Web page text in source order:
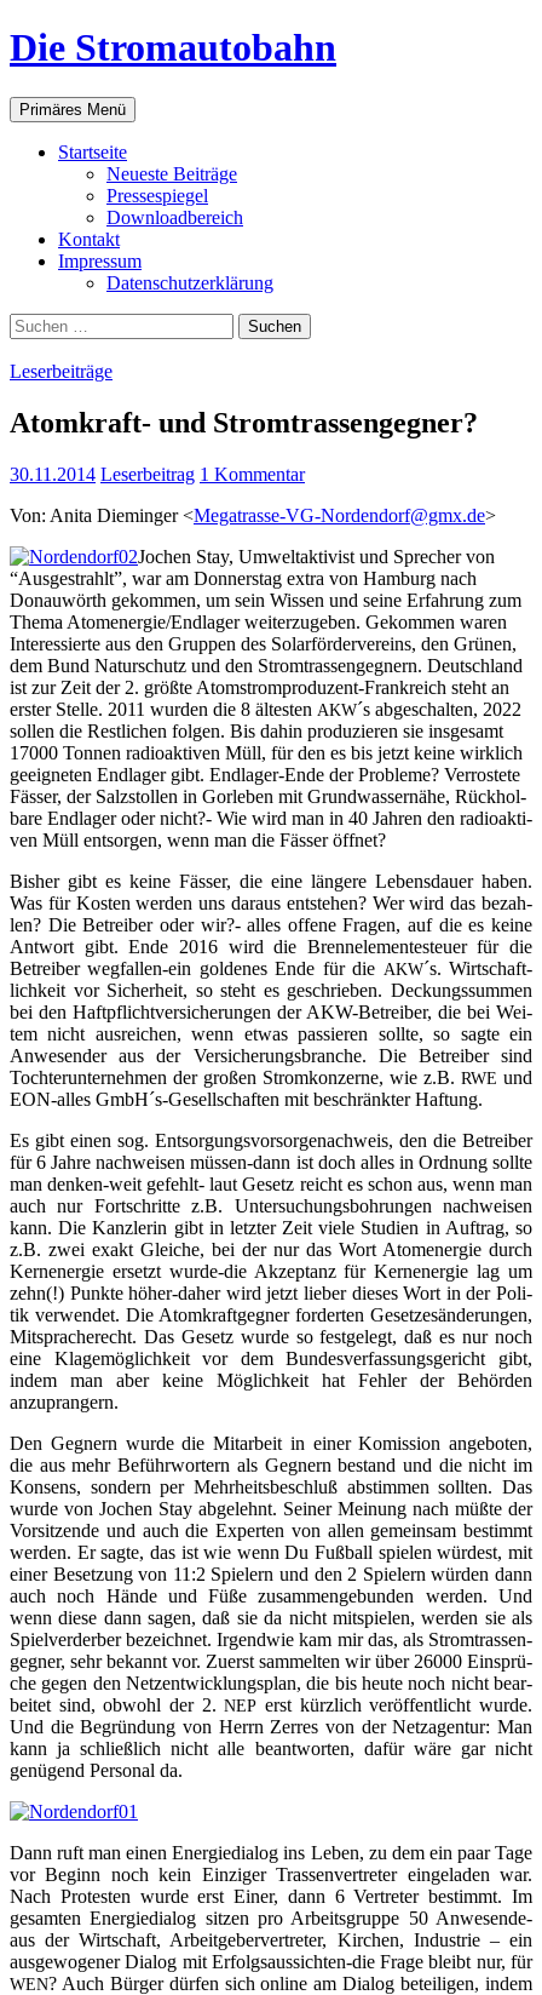
Zum
Inhalt
Die Stromautobahn
Suchen
Primäres Menü
Start­sei­te
Neu­es­te Beiträge
Pres­se­spie­gel
Down­load­be­reich
Kon­takt
Impres­sum
Daten­schutz­er­klä­rung
Suchen
nach:
Leserbeiträge
Atom­kraft- und Stromtrassengegner?
30.11.2014 Leserbeitrag 1 Kommentar
Von: Ani­ta Die­min­ger <Megatrasse-VG-Nordendorf@gmx.de>
Jochen Stay, Umwelt­ak­ti­vist und Spre­cher von
“Aus­ge­strahlt”, war am Don­ners­tag extra von Ham­burg nach
Donau­wörth gekom­men, um sein Wis­sen und sei­ne Erfah­rung zum
The­ma Atomenergie/Endlager wei­ter­zu­ge­ben. Gekom­men waren
Inter­es­sier­te aus den Grup­pen des Solar­för­der­ver­eins, den Grü­nen,
dem Bund Natur­schutz und den Strom­tras­sen­geg­nern. Deutsch­land
ist zur Zeit der 2. größ­te Atom­strom­pro­du­zent-Frank­reich steht an
ers­ter Stel­le. 2011 wur­den die 8 ältes­ten AKW´s abge­schal­ten, 2022
sol­len die Rest­li­chen fol­gen. Bis dahin pro­du­zie­ren sie ins­ge­samt
17000 Ton­nen radio­ak­ti­ven Müll, für den es bis jetzt kei­ne wirk­lich
geeig­ne­ten End­la­ger gibt. End­la­ger-Ende der Pro­ble­me? Ver­ros­te­te
Fäs­ser, der Salz­stol­len in Gor­le­ben mit Grund­was­ser­nä­he, Rück­hol­
ba­re End­la­ger oder nicht?- Wie wird man in 40 Jah­ren den radio­ak­ti­
ven Müll ent­sor­gen, wenn man die Fäs­ser öffnet?
Bis­her gibt es kei­ne Fäs­ser, die eine län­ge­re Lebens­dau­er haben.
Was für Kos­ten wer­den uns dar­aus ent­ste­hen? Wer wird das bezah­
len? Die Betrei­ber oder wir?- alles offe­ne Fra­gen, auf die es kei­ne
Ant­wort gibt. Ende 2016 wird die Brenn­ele­men­te­steu­er für die
Betrei­ber weg­fal­len-ein gol­de­nes Ende für die AKW´s. Wirt­schaft­
lich­keit vor Sicher­heit, so steht es geschrie­ben. Deckungs­sum­men
bei den Haft­pflicht­ver­si­che­run­gen der AKW-Betrei­ber, die bei Wei­
tem nicht aus­rei­chen, wenn etwas pas­sie­ren soll­te, so sag­te ein
Anwe­sen­der aus der Ver­si­che­rungs­bran­che. Die Betrei­ber sind
Toch­ter­un­ter­neh­men der gro­ßen Strom­kon­zer­ne, wie z.B. RWE und
EON-alles GmbH´s‑Gesellschaften mit beschränk­ter Haftung.
Es gibt einen sog. Ent­sor­gungs­vor­sor­ge­nach­weis, den die Betrei­ber
für 6 Jah­re nach­wei­sen müs­sen-dann ist doch alles in Ord­nung soll­te
man den­ken-weit gefehlt- laut Gesetz reicht es schon aus, wenn man
auch nur Fort­schrit­te z.B. Unter­su­chungs­boh­run­gen nach­wei­sen
kann. Die Kanz­le­rin gibt in letz­ter Zeit vie­le Stu­di­en in Auf­trag, so
z.B. zwei exakt Glei­che, bei der nur das Wort Atom­ener­gie durch
Kern­ener­gie ersetzt wur­de-die Akzep­tanz für Kern­ener­gie lag um
zehn(!) Punk­te höher-daher wird jetzt lie­ber die­ses Wort in der Poli­
tik ver­wen­det. Die Atom­kraft­geg­ner for­der­ten Geset­zes­än­de­run­gen,
Mit­spra­che­recht. Das Gesetz wur­de so fest­ge­legt, daß es nur noch
eine Kla­ge­mög­lich­keit vor dem Bun­des­ver­fas­sungs­ge­richt gibt,
indem man aber kei­ne Mög­lich­keit hat Feh­ler der Behör­den
anzuprangern.
Den Geg­nern wur­de die Mit­ar­beit in einer Komis­si­on ange­bo­ten,
die aus mehr Beführ­wor­tern als Geg­nern bestand und die nicht im
Kon­sens, son­dern per Mehr­heits­be­schluß abstim­men soll­ten. Das
wur­de von Jochen Stay abge­lehnt. Sei­ner Mei­nung nach müß­te der
Vor­sit­zen­de und auch die Exper­ten von allen gemein­sam bestimmt
wer­den. Er sag­te, das ist wie wenn Du Fuß­ball spie­len wür­dest, mit
einer Beset­zung von 11:2 Spie­lern und den 2 Spie­lern wür­den dann
auch noch Hän­de und Füße zusam­men­ge­bun­den wer­den. Und
wenn die­se dann sagen, daß sie da nicht mit­spie­len, wer­den sie als
Spiel­ver­der­ber bezeich­net. Irgend­wie kam mir das, als Strom­tras­sen­
geg­ner, sehr bekannt vor. Zuerst sam­mel­ten wir über 26000 Ein­sprü­
che gegen den Netz­ent­wick­lungs­plan, die bis heu­te noch nicht bear­
bei­tet sind, obwohl der 2.NEP erst kürz­lich ver­öf­fent­licht wur­de.
Und die Begrün­dung von Herrn Zer­res von der Netz­agen­tur: Man
kann ja schließ­lich nicht alle beant­wor­ten, dafür wäre gar nicht
genü­gend Per­so­nal da.
Dann ruft man einen Ener­gie­dia­log ins Leben, zu dem ein paar Tage
vor Beginn noch kein Ein­zi­ger Tras­sen­ver­tre­ter ein­ge­la­den war.
Nach Pro­tes­ten wur­de erst Einer, dann 6 Ver­tre­ter bestimmt. Im
gesam­ten Ener­gie­dia­log sit­zen pro Arbeits­grup­pe 50 Anwe­sen­de-
aus der Wirt­schaft, Arbeit­ge­ber­ver­tre­ter, Kir­chen, Indus­trie – ein
aus­ge­wo­ge­ner Dia­log mit Erfolgs­aus­sich­ten-die Fra­ge bleibt nur, für
WEN? Auch Bür­ger dür­fen sich online am Dia­log betei­li­gen, indem